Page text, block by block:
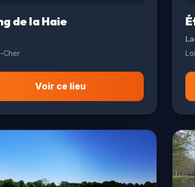
de la Haie
Cher
Voir ce lieu